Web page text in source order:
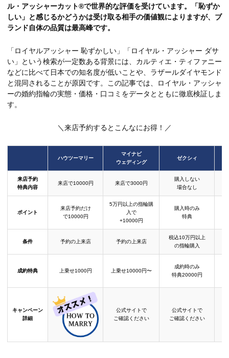
ル・アッシャーカット®で世界的な評価を受けています。「恥ずか
しい」と感じるかどうかは受け取る相手の価値観によりますが、ブ
ランド自体の品質は最高峰です。
「ロイヤルアッシャー 恥ずかしい」「ロイヤル・アッシャー ダサ
い」という検索が一定数ある背景には、カルティエ・ティファニー
などに比べて日本での知名度が低いことや、ラザールダイヤモンド
と混同されることが原因です。この記事では、ロイヤル・アッシャ
ーの婚約指輪の実態・価格・口コミをデータとともに徹底検証しま
す。
＼来店予約するとこんなにお得！／
ハウツーマリー
マイナビ
ウェディング
ゼクシィ
来店予約
特典内容
来店で10000円 来店で3000円
購入しない
場合なし
ポイント
来店予約だけ
で10000円
5万円以上の指輪購
入で
+10000円
購入時のみ
特典
条件 予約の上来店 予約の上来店
税込10万円以上
の指輪購入
成約特典 上乗せ1000円 上乗せ10000円〜
成約時のみ
特典20000円
キャンペーン
詳細
公式サイトで
ご確認ください
公式サイトで
ご確認ください